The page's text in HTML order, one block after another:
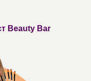
Beauty Bar